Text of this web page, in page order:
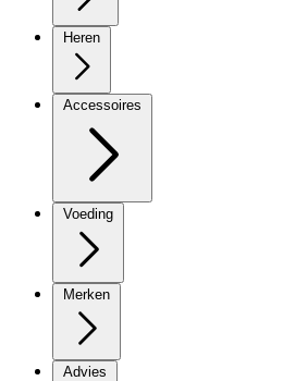
Heren
Accessoires
Voeding
Merken
Advies